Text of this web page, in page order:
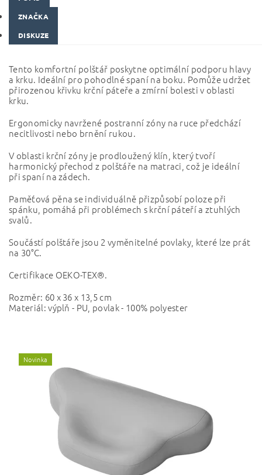
ZNAČKA
DISKUZE
Tento komfortní polštář poskytne optimální podporu hlavy
a krku. Ideální pro pohodlné spaní na boku. Pomůže udržet
přirozenou křivku krční páteře a zmírní bolesti v oblasti
krku.
Ergonomicky navržené postranní zóny na ruce předchází
necitlivosti nebo brnění rukou.
V oblasti krční zóny je prodloužený klín, který tvoří
harmonický přechod z polštáře na matraci, což je ideální
při spaní na zádech.
Paměťová pěna se individuálně přizpůsobí poloze při
spánku, pomáhá při problémech s krční páteří a ztuhlých
svalů.
Součástí polštáře jsou 2 vyměnitelné povlaky, které lze prát
na 30°C.
Certifikace OEKO-TEX®.
Rozměr: 60 x 36 x 13,5 cm
Materiál: výplň - PU, povlak - 100% polyester
Novinka